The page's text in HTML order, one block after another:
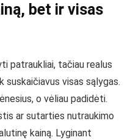
bet ir visas
patraukliai, tačiau realus
suskaičiavus visas sąlygas.
o vėliau padidėti.
ar sutarties nutraukimo
kainą. Lyginant